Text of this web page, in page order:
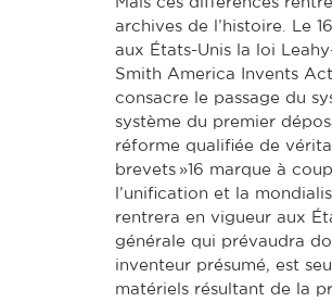
archives de l’histoire. Le
aux États-Unis la loi
Smith America Invents
consacre le passage du
système du premier
réforme qualifiée de
brevets »16 marque à
l’unification et la
rentrera en vigueur aux
générale qui prévaudra
inventeur présumé, est
matériels résultant de la